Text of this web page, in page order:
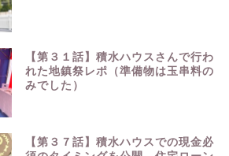
【第３１話】積水ハウスさんで行わ
れた地鎮祭レポ（準備物は玉串料の
みでした）
【第３７話】積水ハウスでの現金必